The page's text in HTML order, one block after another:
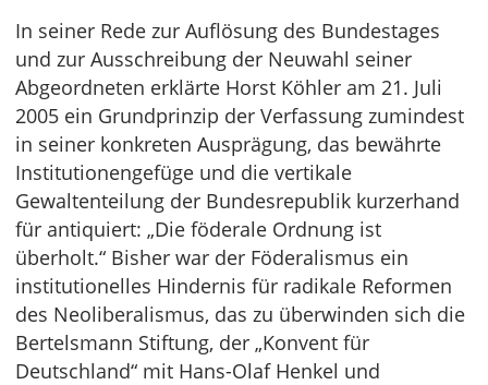
In seiner Rede zur Auflösung des Bundestages
und zur Ausschreibung der Neuwahl seiner
Abgeordneten erklärte Horst Köhler am 21. Juli
2005 ein Grundprinzip der Verfassung zumindest
in seiner konkreten Ausprägung, das bewährte
Institutionengefüge und die vertikale
Gewaltenteilung der Bundesrepublik kurzerhand
für antiquiert: „Die föderale Ordnung ist
überholt.“ Bisher war der Föderalismus ein
institutionelles Hindernis für radikale Reformen
des Neoliberalismus, das zu überwinden sich die
Bertelsmann Stiftung, der „Konvent für
Deutschland“ mit Hans-Olaf Henkel und